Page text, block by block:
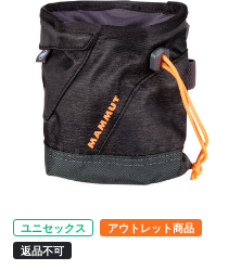
ユニセックス
アウトレット商品
返品不可